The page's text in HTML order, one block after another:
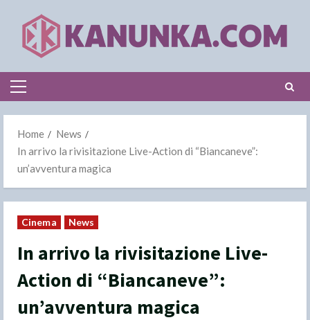
content
Primary
Home
News
In arrivo la rivisitazione Live-Action di “Biancaneve”:
un’avventura magica
Cinema News
In arrivo la rivisitazione Live-
Action di “Biancaneve”:
un’avventura magica